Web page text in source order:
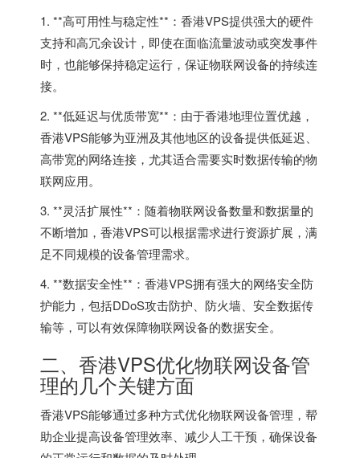
1. **高可用性与稳定性**：香港VPS提供强大的硬件
支持和高冗余设计，即使在面临流量波动或突发事件
时，也能够保持稳定运行，保证物联网设备的持续连
接。
2. **低延迟与优质带宽**：由于香港地理位置优越，
香港VPS能够为亚洲及其他地区的设备提供低延迟、
高带宽的网络连接，尤其适合需要实时数据传输的物
联网应用。
3. **灵活扩展性**：随着物联网设备数量和数据量的
不断增加，香港VPS可以根据需求进行资源扩展，满
足不同规模的设备管理需求。
4. **数据安全性**：香港VPS拥有强大的网络安全防
护能力，包括DDoS攻击防护、防火墙、安全数据传
输等，可以有效保障物联网设备的数据安全。
二、香港VPS优化物联网设备管
理的几个关键方面
香港VPS能够通过多种方式优化物联网设备管理，帮
助企业提高设备管理效率、减少人工干预，确保设备